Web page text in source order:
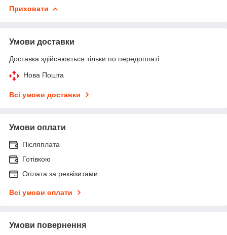
Приховати
Умови доставки
Доставка здійснюється тільки по передоплаті.
Нова Пошта
Всі умови доставки
Умови оплати
Післяплата
Готівкою
Оплата за реквізитами
Всі умови оплати
Умови повернення